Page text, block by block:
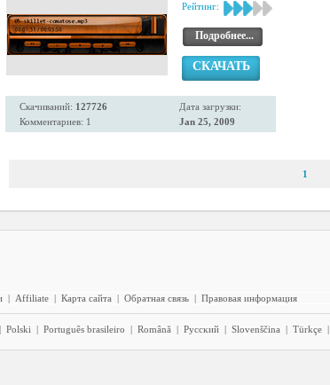
Рейтинг:
Подробнее...
СКАЧАТЬ
Скачиваний: 127726
Комментариев: 1
Дата загрузки:
Jan 25, 2009
1
| Affiliate | Карта сайта | Обратная связь | Правовая информация
| Polski | Português brasileiro | Română | Pyccĸий | Slovenščina | Türkçe |